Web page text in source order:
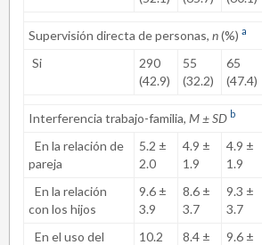
Supervisión directa de personas, n(%) a
Si
290
(42.9)
55
(32.2)
65
(47.4)
Interferencia trabajo-familia, M ± SD b
En la relación de
pareja
5.2 ±
2.0
4.9 ±
1.9
4.9 ±
1.9
En la relación
con los hijos
9.6 ±
3.9
8.6 ±
3.7
9.3 ±
3.7
En el uso del
10.2
8.4 ±
9.6 ±